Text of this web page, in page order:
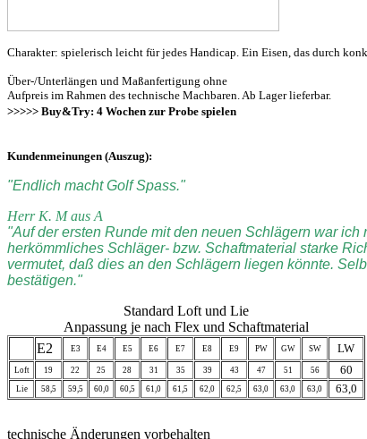
Charakter: spielerisch leicht für jedes Handicap. Ein Eisen, das durch
Über-/Unterlängen und Maßanfertigung ohne
Aufpreis im Rahmen des technische Machbaren. Ab Lager lieferbar.
>>>>> Buy&Try: 4 Wochen zur Probe spielen
Kundenmeinungen (Auszug):
"Endlich macht Golf Spass."
Herr K. M aus A
"Auf der ersten Runde mit den neuen Schlägern war
herkömmliches Schläger- bzw. Schaftmaterial starke
vermutet, daß dies an den Schlägern liegen könnte.
bestätigen."
Standard Loft und Lie
Anpassung je nach Flex und Schaftmaterial
E2
E3 E4 E5 E6 E7 E8 E9 PW GW SW LW
Loft 19 22 25 28 31 35 39 43 47 51 56 60
Lie 58,5 59,5 60,0 60,5 61,0 61,5 62,0 62,5 63,0 63,0 63,0 63,0
technische Änderungen vorbehalten